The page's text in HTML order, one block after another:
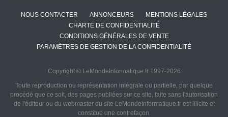
NOUS CONTACTER ANNONCEURS
MENTIONS LÉGALES
CHARTE DE CONFIDENTIALITÉ
CONDITIONS GÉNÉRALES DE VENTE
PARAMÈTRES DE GESTION DE LA CONFIDENTIALITÉ
Copyright © LeMondeInformatique.fr 1997-2026
Toute reproduction ou représentation intégrale ou partielle, par quelque
procédé que ce soit, des pages publiées sur ce site, faite sans l'autorisation
de l'éditeur ou du webmaster du site LeMondeInformatique.fr est illicite et
constitue une contrefaçon.